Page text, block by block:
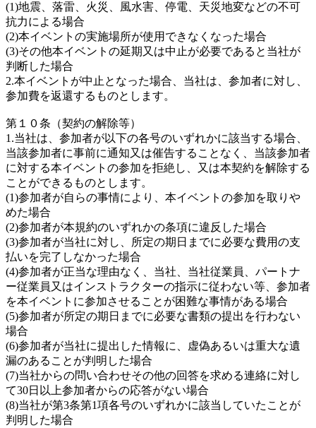
(1)地震、落雷、火災、風水害、停電、天災地変などの不可
抗力による場合
(2)本イベントの実施場所が使用できなくなった場合
(3)その他本イベントの延期又は中止が必要であると当社が
判断した場合
2.本イベントが中止となった場合、当社は、参加者に対し、
参加費を返還するものとします。
第１０条（契約の解除等）
1.当社は、参加者が以下の各号のいずれかに該当する場合、
当該参加者に事前に通知又は催告することなく、当該参加者
に対する本イベントの参加を拒絶し、又は本契約を解除する
ことができるものとします。
(1)参加者が自らの事情により、本イベントの参加を取りや
めた場合
(2)参加者が本規約のいずれかの条項に違反した場合
(3)参加者が当社に対し、所定の期日までに必要な費用の支
払いを完了しなかった場合
(4)参加者が正当な理由なく、当社、当社従業員、パートナ
ー従業員又はインストラクターの指示に従わない等、参加者
を本イベントに参加させることが困難な事情がある場合
(5)参加者が所定の期日までに必要な書類の提出を行わない
場合
(6)参加者が当社に提出した情報に、虚偽あるいは重大な遺
漏のあることが判明した場合
(7)当社からの問い合わせその他の回答を求める連絡に対し
て30日以上参加者からの応答がない場合
(8)当社が第3条第1項各号のいずれかに該当していたことが
判明した場合